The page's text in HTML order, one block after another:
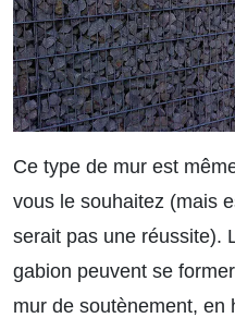
Ce type de mur est
vous le souhaitez (mais
serait pas une réussite).
gabion peuvent se
mur de soutènement, en